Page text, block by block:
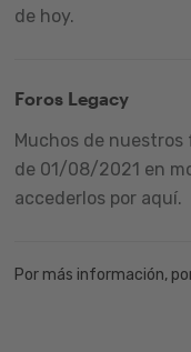
de hoy.
Foros Legacy
Muchos de
de 01/08/2021 en
accederlos por aquí.
Por más información,